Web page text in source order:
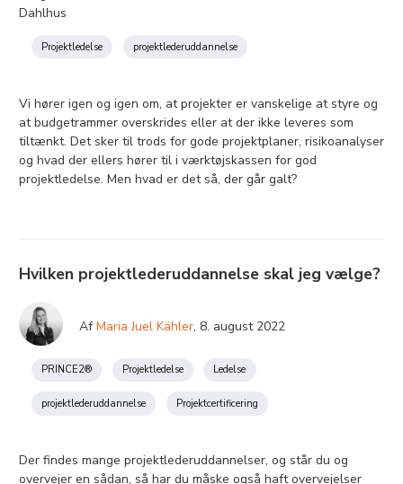
Projektledelse projektlederuddannelse
Vi hører igen og igen om, at projekter er vanskelige at styre og
at budgetrammer overskrides eller at der ikke leveres som
tiltænkt. Det sker til trods for gode projektplaner, risikoanalyser
og hvad der ellers hører til i værktøjskassen for god
projektledelse. Men hvad er det så, der går galt?
Hvilken projektlederuddannelse skal jeg vælge?
AfMaria Juel Kähler, 8. august 2022
PRINCE2® Projektledelse Ledelse
projektlederuddannelse Projektcertificering
Der findes mange projektlederuddannelser, og står du og
overvejer en sådan, så har du måske også haft overvejelser